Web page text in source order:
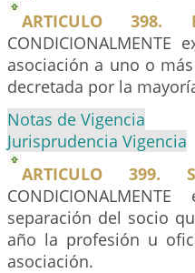
ARTICULO 398.
asociación a uno o
decretada por la
Notas de Vigencia
Jurisprudencia Vigencia
ARTICULO 399.
separación del socio
año la profesión u
asociación.